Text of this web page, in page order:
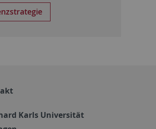
Karls Universität